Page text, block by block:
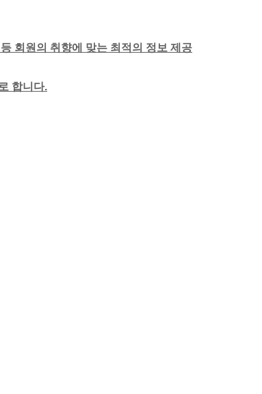
회원의 취향에 맞는 최적의 정보 제공
합니다.